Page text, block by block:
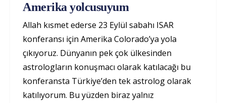
Amerika yolcusuyum
Allah kısmet ederse 23 Eylül sabahı ISAR
konferansı için Amerika Colorado’ya yola
çıkıyoruz. Dünyanın pek çok ülkesinden
astrologların konuşmacı olarak katılacağı bu
konferansta Türkiye’den tek astrolog olarak
katılıyorum. Bu yüzden biraz yalnız